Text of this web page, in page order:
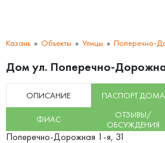
Казань Объекты Улицы Поперечно-
Дом ул. Поперечно-
ОПИСАНИЕ ПАСПОРТ ДОМА
ФИАС
ОТЗЫВЫ/
ОБСУЖДЕНИЯ
Поперечно-Дорожная 1-я, 31